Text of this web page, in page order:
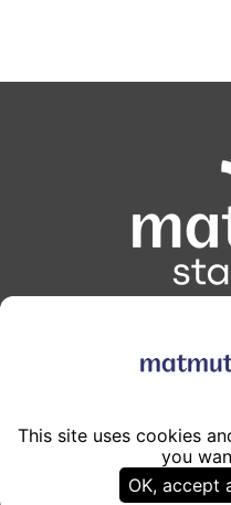
Lieu de vie,
This site uses cookies
you
OK, accept